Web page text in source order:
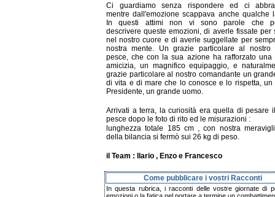
Ci guardiamo senza rispondere ed ci
mentre dall'emozione scappava anche qualche
In questi attimi non vi sono parole che
descrivere queste emozioni, di averle fissate per
nel nostro cuore e di averle suggellate per
nostra mente. Un grazie particolare al nostro
pesce, che con la sua azione ha rafforzato una
amicizia, un magnifico equipaggio, e
grazie particolare al nostro comandante un
di vita e di mare che lo conosce e lo rispetta, un
Presidente, un grande uomo.
Arrivati a terra, la curiosità era quella di pesare
pesce dopo le foto di rito ed le misurazioni :
lunghezza totale 185 cm , con nostra
della bilancia si fermò sui 26 kg di peso.
il Team : Ilario , Enzo e Francesco
Come pubblicare i vostri Racconti
In questa rubrica, i racconti delle vostre giornate di